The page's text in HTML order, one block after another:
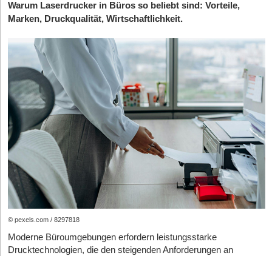
Warum Laserdrucker in Büros so beliebt sind: Vorteile,
Marken, Druckqualität, Wirtschaftlichkeit.
© pexels.com / 8297818
Moderne Büroumgebungen erfordern leistungsstarke
Drucktechnologien, die den steigenden Anforderungen an